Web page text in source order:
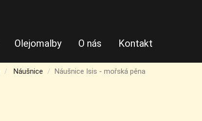
Olejomalby O nás Kontakt
Náušnice Náušnice Isis - mořská pěna